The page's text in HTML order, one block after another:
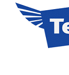
contenuto